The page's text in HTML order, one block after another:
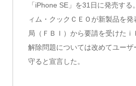
「iPhone SE」を31日に発売す
ィム・クックＣＥＯが新製品を
局（ＦＢＩ）から要請を受けたｉ
解除問題については改めてユーザ
守ると宣言した。